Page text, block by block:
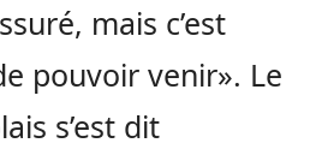
mais c’est
pouvoir venir». Le
s’est dit